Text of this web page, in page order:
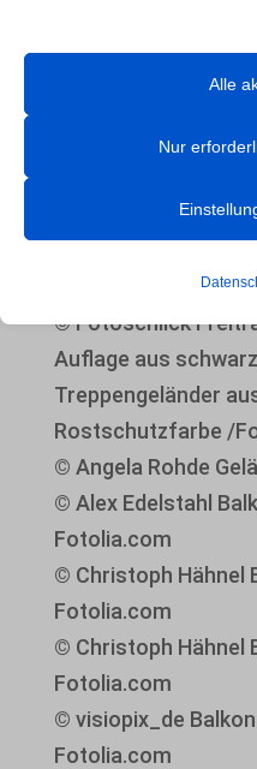
© Martin Debus
am Kreativkai in
© Fotoschlick
Auflage aus
Treppengeländer
Rostschutzfarbe /
© Angela Rohde
© Alex Edelstahl
Fotolia.com
© Christoph Hähnel
Fotolia.com
© Christoph Hähnel
Fotolia.com
© visiopix_de
Fotolia.com
Schaltfläche „Einstellungen“
Beachten Sie, dass das
Essenzielle
Essenzielle Cookies und
Funktionen und sind für das
Website erforderlich. Diese
Zustimmung des Nutzers
_lscache_vary
cmplz_banner-status
cmplz_consent_status
Einblicke geben, wie unsere
Alle
Nur